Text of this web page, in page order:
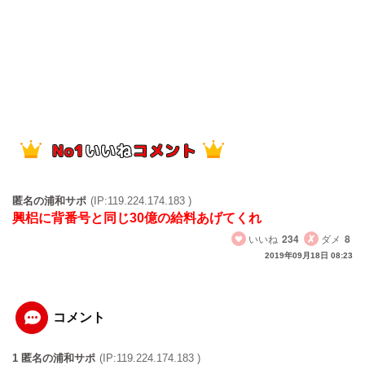
匿名の浦和サポ (IP:119.224.174.183 )
興梠に背番号と同じ30億の給料あげてくれ
いいね 234 ダメ 8
2019年09月18日 08:23
コメント
1 匿名の浦和サポ (IP:119.224.174.183 )